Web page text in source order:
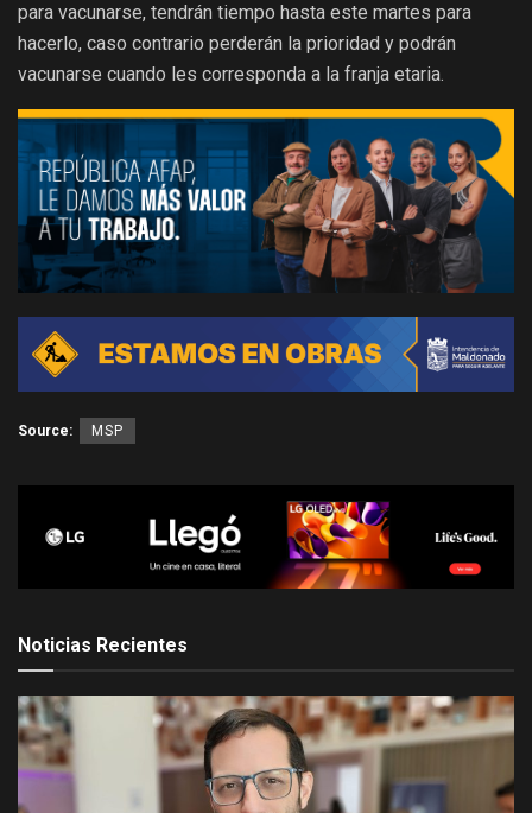
para vacunarse, tendrán tiempo hasta este martes para
hacerlo, caso contrario perderán la prioridad y podrán
vacunarse cuando les corresponda a la franja etaria.
Source: MSP
Noticias Recientes